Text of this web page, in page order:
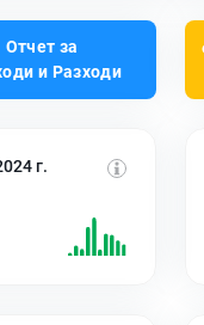
Отчет за
и Разходи
г.